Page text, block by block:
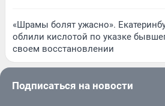
«Шрамы болят ужасно».
облили кислотой по указке
своем восстановлении
Подписаться на новости